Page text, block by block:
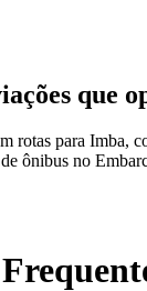
que
rotas para Imba,
ônibus no